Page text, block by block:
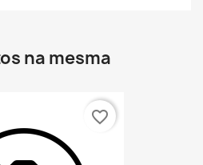
na mesma
favorite_border